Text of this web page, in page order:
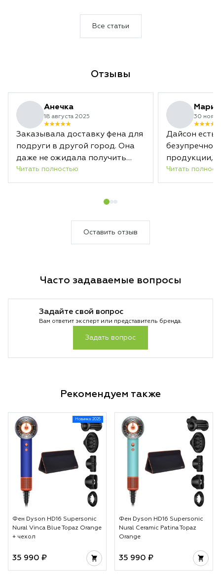
Это не просто обновление, а
совершенно иной взгляд на уход за
Все статьи
Отзывы
Анечка
18 августа 2025
Заказывала доставку фена для
подруги в другой город. Она
даже не ожидала получить
такой подарок. Спасибо
огромное службе доставки, все
Читать полностью
Мария
30
Дайсон есть
безупречное
продукции,
сотрудники
Читать
Оставить отзыв
Часто задаваемые вопросы
Задайте свой вопрос
Вам ответит эксперт или представитель бренда.
Задать вопрос
Рекомендуем также
Новинка 2025
Фен Dyson HD16 Supersonic
Nural Vinca Blue Topaz Orange
+ чехол
35 990 ₽
Фен Dyson HD16 Supersonic
Nural Ceramic Patina Topaz
Orange
35 990 ₽